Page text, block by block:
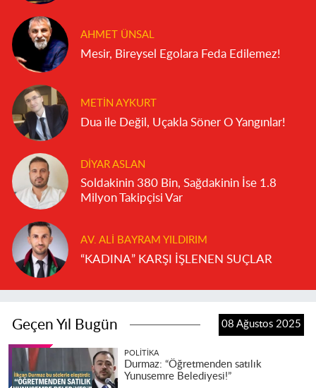
AHMET ÜNSAL
Mesir, Bireysel Egolara Feda Edilemez!
METIN AYKURT
Dua ile Değil, Uçakla Söner O Yangınlar!
DIYAR ASLAN
Soldakinin 380 Bin, Sağdakinin İse 1.8
Milyon Takipçisi Var
AV. ALI BAYRAM YILDIRIM
“KADINA” KARŞI İŞLENEN SUÇLAR
Geçen Yıl Bugün 08 Ağustos 2025
POLITIKA
Durmaz: “Öğretmenden satılık
Yunusemre Belediyesi!”